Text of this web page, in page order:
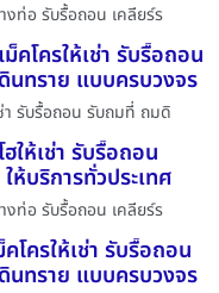
งท่อ รับรื้อถอน เคลียร์ร
คโครให้เช่า รับรื้อถอน
ทราย แบบครบวงจร
า รับรื้อถอน รับถมที่ ถมดิ
ให้เช่า รับรื้อถอน
บริการทั่วประเทศ
งท่อ รับรื้อถอน เคลียร์ร
ครให้เช่า รับรื้อถอน
ทราย แบบครบวงจร